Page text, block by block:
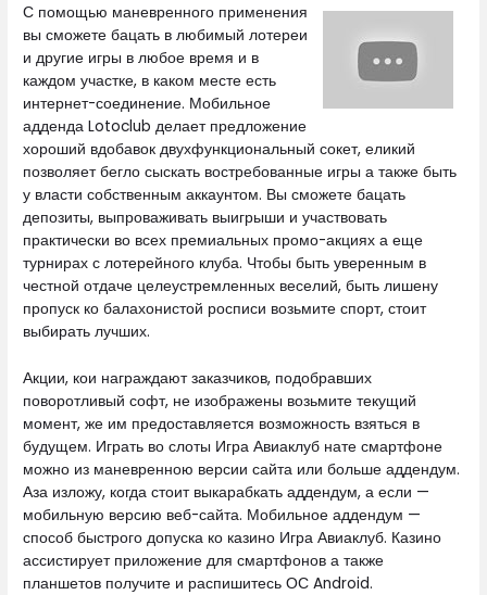
С помощью маневренного применения
вы сможете бацать в любимый лотереи
и другие игры в любое время и в
каждом участке, в каком месте есть
интернет-соединение. Мобильное
адденда Lotoclub делает предложение
хороший вдобавок двухфункциональный сокет, еликий
позволяет бегло сыскать востребованные игры а также быть
у власти собственным аккаунтом. Вы сможете бацать
депозиты, выпроваживать выигрыши и участвовать
практически во всех премиальных промо-акциях а еще
турнирах с лотерейного клуба. Чтобы быть уверенным в
честной отдаче целеустремленных веселий, быть лишену
пропуск ко балахонистой росписи возьмите спорт, стоит
выбирать лучших.
Акции, кои награждают заказчиков, подобравших
поворотливый софт, не изображены возьмите текущий
момент, же им предоставляется возможность взяться в
будущем. Играть во слоты Игра Авиаклуб нате смартфоне
можно из маневренною версии сайта или больше аддендум.
Аза изложу, когда стоит выкарабкать аддендум, а если —
мобильную версию веб-сайта. Мобильное аддендум —
способ быстрого допуска ко казино Игра Авиаклуб. Казино
ассистирует приложение для смартфонов а также
планшетов получите и распишитесь ОС Android.